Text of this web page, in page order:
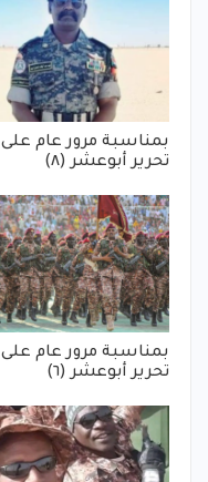
بمناسبة مرور عام على
تحرير أبوعشر (٨)
بمناسبة مرور عام على
تحرير أبوعشر (٦)